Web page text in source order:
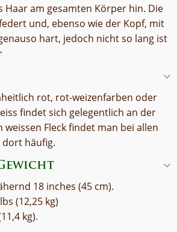
Haar am gesamten Körper hin. Die
und, ebenso wie der Kopf, mit
hart, jedoch nicht so lang ist
rot, rot-weizenfarben oder
findet sich gelegentlich an der
weissen Fleck findet man bei allen
dort häufig.
18 inches (45 cm).
(12,25 kg)
kg).